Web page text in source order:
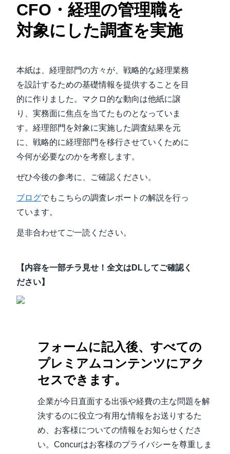
España (Español)
Norway (English)
CFO・経理の管理職を
対象にした調査を実施
本紙は、経理部門の方々が、戦略的な経理業務
を設計するための基礎情報を提供することを目
的に作りました。マクロ的な動向は他紙に譲
り、実務面に焦点を当てたものとなっていま
す。経理部門を対象に実施した調査結果を元
に、戦略的に経理部門を移行させていくために
今何が必要なのかを考察します。
ぜひ今後の参考に、ご確認ください。
ブログでもこちらの調査レポートの解説を行っ
ています。
是非合わせてご一読ください。
【内容を一部チラ見せ！全文はDLしてご確認く
ださい】
フォームに記入後、すべての
プレミアムコンテンツにアク
セスできます。
企業が今日直面する出張や経費の主な問題を解
決するのに役立つ有用な情報をお送りするた
め、お客様についての情報をお知らせくださ
い。Concurはお客様のプライバシーを尊重しま